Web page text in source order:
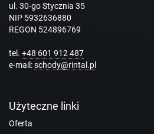
ul. 30-go Stycznia 35
NIP 5932636880
REGON 524896769
tel. +48 601 912 487
e-mail:schody@rintal.pl
Użyteczne linki
Oferta